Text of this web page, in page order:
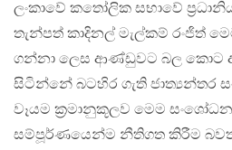
ලංකාවේ කතෝලික සභාවේ
තැන්පත් කාදිනල් මැල්කම් රංජිත්
ගන්නා ලෙස ආණ්ඩුවට බල කොට
සිටින්නේ බටහිර ගැති ජාත්‍යන්තර
වෑයම ක‍්‍රමානුකූලව මෙම සංශෝධන
සම්පූර්ණයෙන්ම නීතිගත කිරීම බවත්